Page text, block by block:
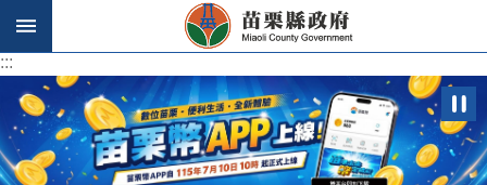
跳到主要內容區塊
:::